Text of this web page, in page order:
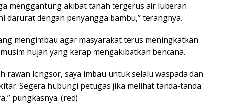
menggantung akibat tanah tergerus air luberan
darurat dengan penyangga bambu,” terangnya.
mengimbau agar masyarakat terus meningkatkan
hujan yang kerap mengakibatkan bencana.
rawan longsor, saya imbau untuk selalu waspada dan
Segera hubungi petugas jika melihat tanda-tanda
pungkasnya. (red)